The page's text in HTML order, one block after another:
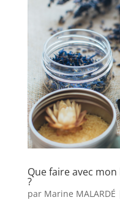
Que faire avec
?
par Marine MALARDÉ